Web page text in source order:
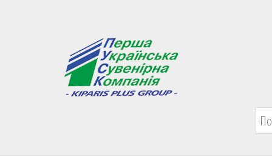
Первая Украинская Сувенирная